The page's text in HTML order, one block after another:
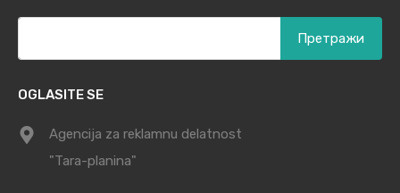
OGLASITE SE
Agencija za reklamnu delatnost
"Tara-planina"